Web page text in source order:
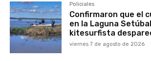
Policiales
Confirmaron que el
en la Laguna
kitesurfista
viernes 7 de agosto de 2026